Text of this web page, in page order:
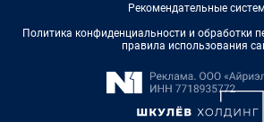
Рекомендательные
Политика конфиденциальности и обработки
правила использования